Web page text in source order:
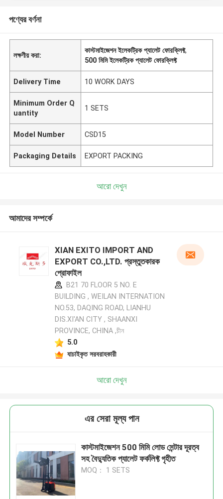
পণ্যের বর্ণনা
লক্ষণীয় করা:
কাস্টমাইজেশন ইলেকট্রিক প্যালেট ফোরক্লিফ্ট,
500 মিমি ইলেকট্রিক প্যালেট ফোরক্লিফ্ট
Delivery Time 10 WORK DAYS
Minimum Order Q
uantity
1 SETS
Model Number CSD15
Packaging Details EXPORT PACKING
আরো দেখুন
আমাদের সম্পর্কে
XIAN EXITO IMPORT AND
EXPORT CO.,LTD. প্রস্তুতকারক
প্রোফাইল
B21 70 FLOOR 5 NO. E
BUILDING , WEILAN INTERNATION
NO.53, DAQING ROAD, LIANHU
DIS.XI'AN CITY , SHAANXI
PROVINCE, CHINA ,চীন
5.0
যাচাইকৃত সরবরাহকারী
আরো দেখুন
এর সেরা মূল্য পান
কাস্টমাইজেশন 500 মিমি লোড সেন্টার দূরত্ব
সহ বৈদ্যুতিক প্যালেট ফর্কলিফ্ট গৃহীত
MOQ： 1 SETS